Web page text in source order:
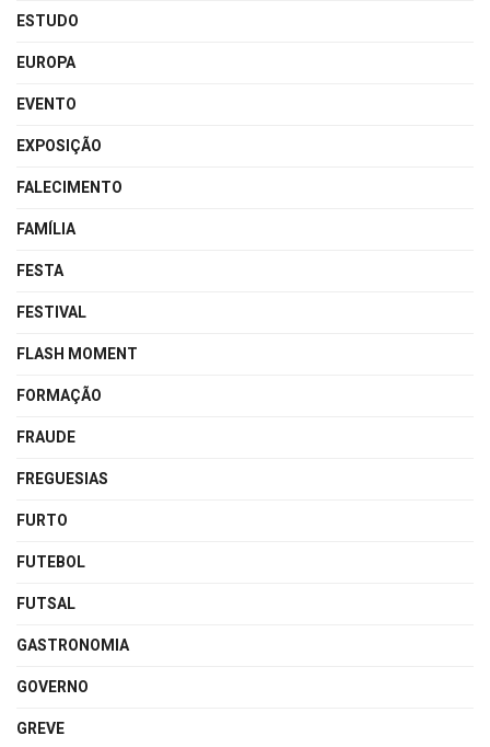
ESTUDO
EUROPA
EVENTO
EXPOSIÇÃO
FALECIMENTO
FAMÍLIA
FESTA
FESTIVAL
FLASH MOMENT
FORMAÇÃO
FRAUDE
FREGUESIAS
FURTO
FUTEBOL
FUTSAL
GASTRONOMIA
GOVERNO
GREVE